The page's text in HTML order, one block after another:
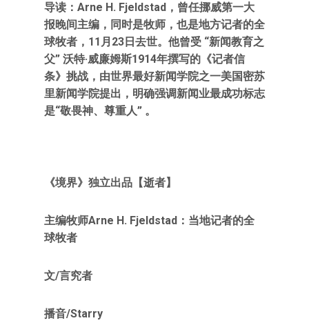
导读：Arne H. Fjeldstad，曾任挪威第一大
报晚间主编，同时是牧师，也是地方记者的全
球牧者，11月23日去世。他曾受 “新闻教育之
父” 沃特·威廉姆斯1914年撰写的《记者信
条》挑战，由世界最好新闻学院之一美国密苏
里新闻学院提出，明确强调新闻业最成功标志
是“敬畏神、尊重人” 。
《境界》独立出品【逝者】
主编牧师Arne H. Fjeldstad：当地记者的全
球牧者
文/言究者
播音/Starry